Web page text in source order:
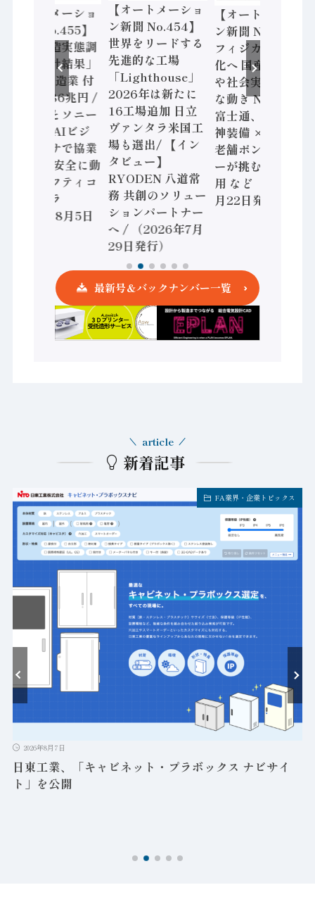
【オートメーショ
ン新聞 No.455】
「経済構造実態調
査二次集計結果」
2024年製造業 付
加価値額86兆円 /
三菱電機とソニー
セミコン AIビジ
ョンセンサで協業
/ IDEC、安全に動
かすセーフティコ
ントローラ
（2026年8月5日
【オートメーショ
ン新聞 No.454】
世界をリードする
先進的な工場
「Lighthouse」
2026年は新たに
16工場追加 日立
ヴァンタラ米国工
場も選出/ 【イン
タビュー】
RYODEN 八道常
務 共創のソリュー
ションパートナー
へ / （2026年7月
29日発行）
【オートメーショ
ン新聞 No.453】
フィジカルAI本格
化へ 国産AI開発
や社会実装に活発
な動き Noetra、
富士通、日立 / 兵
神装備 × HMS、
老舗ポンプメーカ
ーが挑むデータ活
用 など（2026年7
月22日発行）
最新号＆バックナンバー一覧
新着記事
article
FA業界・企業トピックス
2026年8月7日
日東工業、「キャビネット・プラボックス ナビサイ
ト」を公開